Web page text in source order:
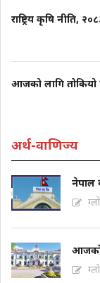
राष्ट्रिय कृषि नीति,
आजको लागि तोकियो
अर्थ-वाणिज्य
नेपाल
आजको